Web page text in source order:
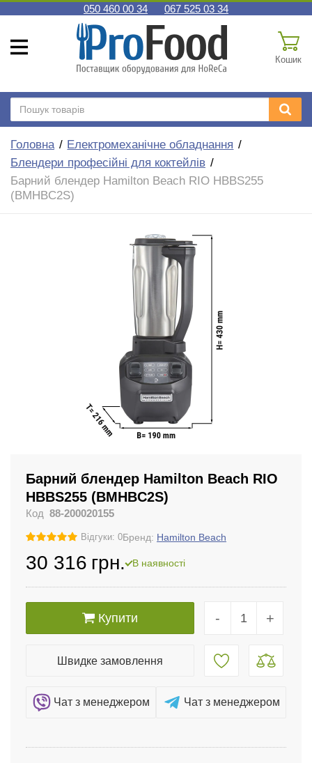
050 460 00 34 067 525 03 34
Кошик
Головна
Електромеханічне обладнання
Блендери професійні для коктейлів
Барний блендер Hamilton Beach RIO HBBS255
(BMHBC2S)
Барний блендер Hamilton Beach RIO
HBBS255 (BMHBC2S)
Код 88-200020155
Відгуки: 0Бренд: Hamilton Beach
30 316 грн. В наявності
- +
Купити
Швидке замовлення
Чат з менеджером Чат з менеджером